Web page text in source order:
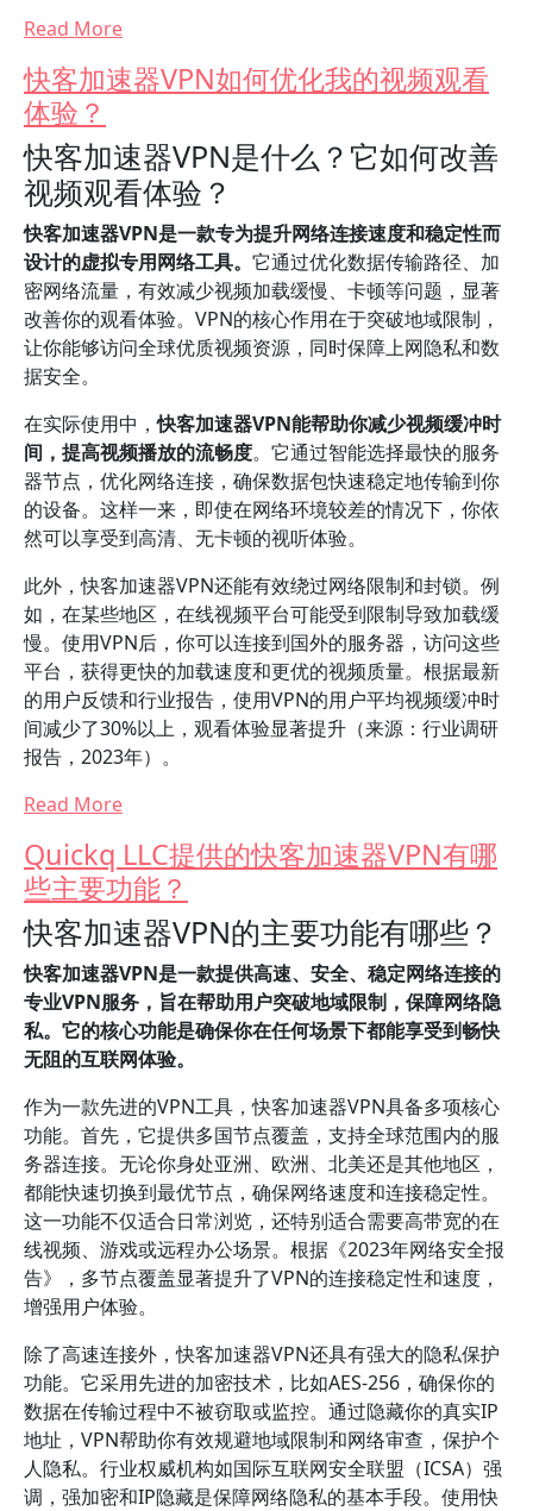
Read More
快客加速器VPN如何优化我的视频观看
体验？
快客加速器VPN是什么？它如何改善
视频观看体验？
快客加速器VPN是一款专为提升网络连接速度和稳定性而
设计的虚拟专用网络工具。 它通过优化数据传输路径、加
密网络流量，有效减少视频加载缓慢、卡顿等问题，显著
改善你的观看体验。VPN的核心作用在于突破地域限制，
让你能够访问全球优质视频资源，同时保障上网隐私和数
据安全。
在实际使用中，快客加速器VPN能帮助你减少视频缓冲时
间，提高视频播放的流畅度。它通过智能选择最快的服务
器节点，优化网络连接，确保数据包快速稳定地传输到你
的设备。这样一来，即使在网络环境较差的情况下，你依
然可以享受到高清、无卡顿的视听体验。
此外，快客加速器VPN还能有效绕过网络限制和封锁。例
如，在某些地区，在线视频平台可能受到限制导致加载缓
慢。使用VPN后，你可以连接到国外的服务器，访问这些
平台，获得更快的加载速度和更优的视频质量。根据最新
的用户反馈和行业报告，使用VPN的用户平均视频缓冲时
间减少了30%以上，观看体验显著提升（来源：行业调研
报告，2023年）。
Read More
Quickq LLC提供的快客加速器VPN有哪
些主要功能？
快客加速器VPN的主要功能有哪些？
快客加速器VPN是一款提供高速、安全、稳定网络连接的
专业VPN服务，旨在帮助用户突破地域限制，保障网络隐
私。它的核心功能是确保你在任何场景下都能享受到畅快
无阻的互联网体验。
作为一款先进的VPN工具，快客加速器VPN具备多项核心
功能。首先，它提供多国节点覆盖，支持全球范围内的服
务器连接。无论你身处亚洲、欧洲、北美还是其他地区，
都能快速切换到最优节点，确保网络速度和连接稳定性。
这一功能不仅适合日常浏览，还特别适合需要高带宽的在
线视频、游戏或远程办公场景。根据《2023年网络安全报
告》，多节点覆盖显著提升了VPN的连接稳定性和速度，
增强用户体验。
除了高速连接外，快客加速器VPN还具有强大的隐私保护
功能。它采用先进的加密技术，比如AES-256，确保你的
数据在传输过程中不被窃取或监控。通过隐藏你的真实IP
地址，VPN帮助你有效规避地域限制和网络审查，保护个
人隐私。行业权威机构如国际互联网安全联盟（ICSA）强
调，强加密和IP隐藏是保障网络隐私的基本手段。使用快